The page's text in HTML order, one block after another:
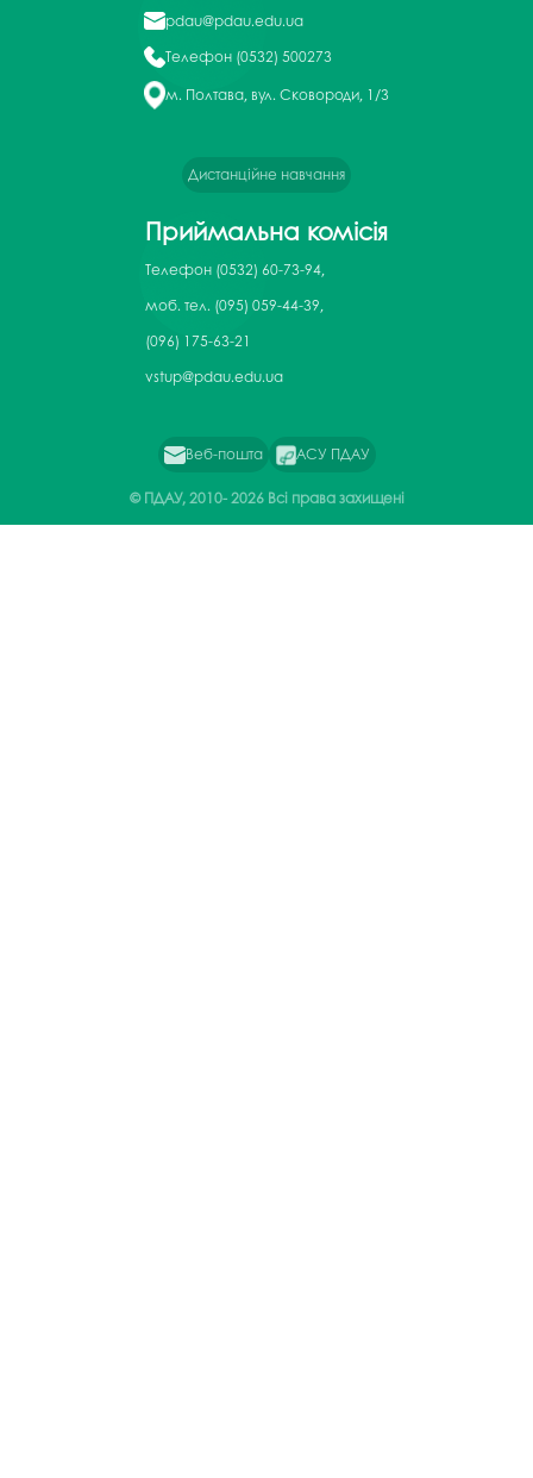
pdau@pdau.edu.ua
Телефон (0532) 500273
м. Полтава, вул. Сковороди, 1/3
Дистанційне навчання
Приймальна комісія
Телефон (0532) 60-73-94,
моб. тел. (095) 059-44-39,
(096) 175-63-21
vstup@pdau.edu.ua
Веб-пошта АСУ ПДАУ
© ПДАУ, 2010-2026 Всі права захищені